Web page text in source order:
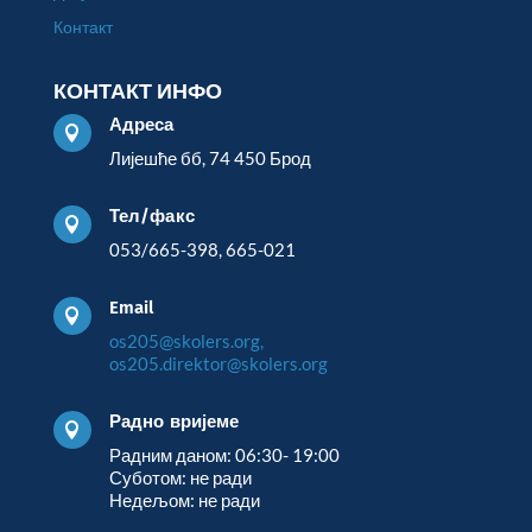
Контакт
КОНТАКТ ИНФО

Адреса
Лијешће бб, 74 450 Брод

Тел/факс
053/665-398, 665-021

Email
os205@skolers.org,
os205.direktor@skolers.org

Радно вријеме
Радним даном: 06:30- 19:00
Суботом: не ради
Недељом: не ради